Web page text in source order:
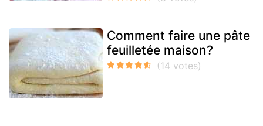
Comment faire une pâte
feuilletée maison?